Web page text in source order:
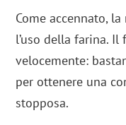
Come accennato,
l’uso della farina.
velocemente:
per ottenere una
stopposa.